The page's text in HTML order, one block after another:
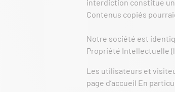
interdiction constitue
Contenus copiés
Notre société est
Propriété Intellectuelle
Les utilisateurs et
page d’accueil En